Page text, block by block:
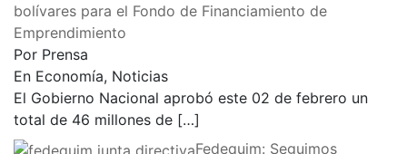
bolívares para el Fondo de Financiamiento de
Emprendimiento
Por Prensa
En Economía, Noticias
El Gobierno Nacional aprobó este 02 de febrero un
total de 46 millones de […]
Fedequim: Seguimos